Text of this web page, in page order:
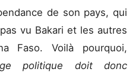
de son pays, qui
vu Bakari et les autres
Faso. Voilà pourquoi,
politique doit donc